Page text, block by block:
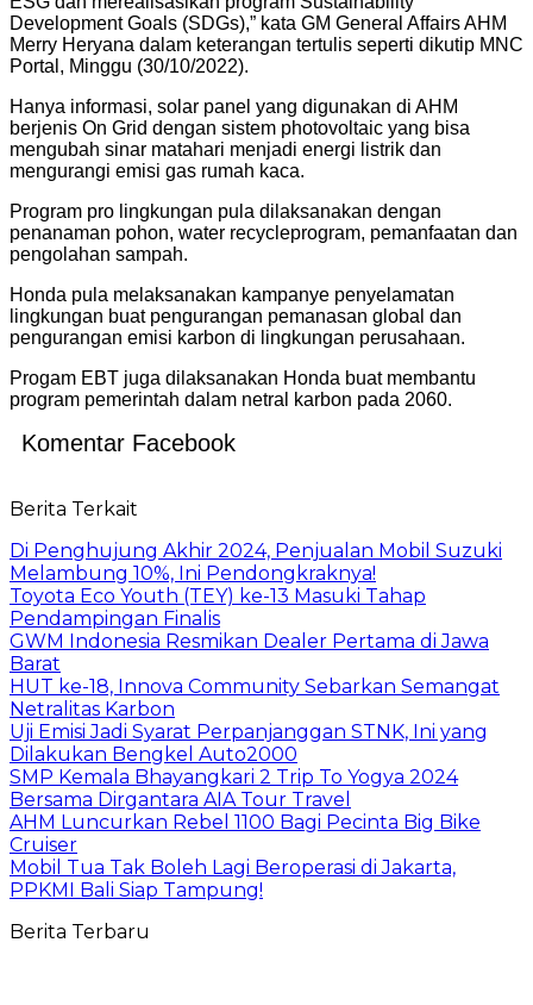
Development Goals (SDGs),” kata GM General Affairs AHM
Merry Heryana dalam keterangan tertulis seperti dikutip MNC
Portal, Minggu (30/10/2022).
Hanya informasi, solar panel yang digunakan di AHM
berjenis On Grid dengan sistem photovoltaic yang bisa
mengubah sinar matahari menjadi energi listrik dan
mengurangi emisi gas rumah kaca.
Program pro lingkungan pula dilaksanakan dengan
penanaman pohon, water recycleprogram, pemanfaatan dan
pengolahan sampah.
Honda pula melaksanakan kampanye penyelamatan
lingkungan buat pengurangan pemanasan global dan
pengurangan emisi karbon di lingkungan perusahaan.
Progam EBT juga dilaksanakan Honda buat membantu
program pemerintah dalam netral karbon pada 2060.
Komentar Facebook
Berita Terkait
Di Penghujung Akhir 2024, Penjualan Mobil Suzuki
Melambung 10%, Ini Pendongkraknya!
Toyota Eco Youth (TEY) ke-13 Masuki Tahap
Pendampingan Finalis
GWM Indonesia Resmikan Dealer Pertama di Jawa
Barat
HUT ke-18, Innova Community Sebarkan Semangat
Netralitas Karbon
Uji Emisi Jadi Syarat Perpanjanggan STNK, Ini yang
Dilakukan Bengkel Auto2000
SMP Kemala Bhayangkari 2 Trip To Yogya 2024
Bersama Dirgantara AIA Tour Travel
AHM Luncurkan Rebel 1100 Bagi Pecinta Big Bike
Cruiser
Mobil Tua Tak Boleh Lagi Beroperasi di Jakarta,
PPKMI Bali Siap Tampung!
Berita Terbaru